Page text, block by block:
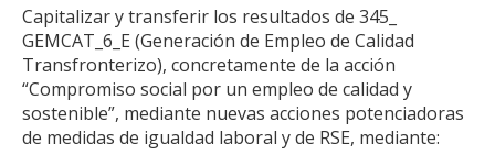
Capitalizar y transferir los resultados de 345_
GEMCAT_6_E (Generación de Empleo de Calidad
Transfronterizo), concretamente de la acción
“Compromiso social por un empleo de calidad y
sostenible”, mediante nuevas acciones potenciadoras
de medidas de igualdad laboral y de RSE, mediante: